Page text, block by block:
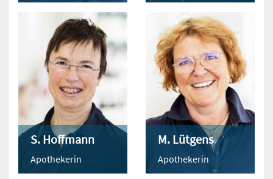
S. Hoffmann
Apothekerin
M. Lütgens
Apothekerin